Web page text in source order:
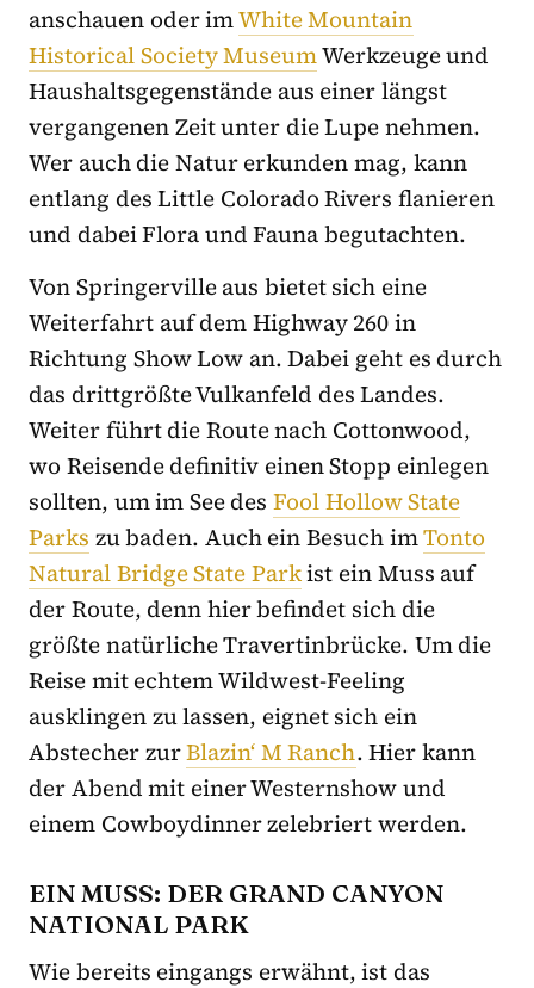
anschauen oder imWhite Mountain
Historical Society MuseumWerkzeuge und
Haushaltsgegenstände aus einer längst
vergangenen Zeit unter die Lupe nehmen.
Wer auch die Natur erkunden mag, kann
entlang des Little Colorado Rivers flanieren
und dabei Flora und Fauna begutachten.
Von Springerville aus bietet sich eine
Weiterfahrt auf dem Highway 260 in
Richtung Show Low an. Dabei geht es durch
das drittgrößte Vulkanfeld des Landes.
Weiter führt die Route nach Cottonwood,
wo Reisende definitiv einen Stopp einlegen
sollten, um im See desFool Hollow State
Parks zu baden. Auch ein Besuch imTonto
Natural Bridge State Parkist ein Muss auf
der Route, denn hier befindet sich die
größte natürliche Travertinbrücke. Um die
Reise mit echtem Wildwest-Feeling
ausklingen zu lassen, eignet sich ein
Abstecher zurBlazin‘ M Ranch. Hier kann
der Abend mit einer Westernshow und
einem Cowboydinner zelebriert werden.
EIN MUSS: DER GRAND CANYON
NATIONAL PARK
Wie bereits eingangs erwähnt, ist das